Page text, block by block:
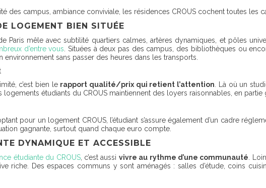
des campus, ambiance conviviale, les résidences CROUS cochent toutes les
LOGEMENT BIEN SITUÉE
Paris mêle avec subtilité quartiers calmes, artères dynamiques, et pôles
d’entre vous . Situées à deux pas des campus, des bibliothèques ou
environnement sans passer des heures dans les transports.
c’est bien le rapport qualité/prix qui retient l’attention . Là où un
logements étudiants du CROUS maintiennent des loyers raisonnables, en
pour un logement CROUS, l’étudiant s’assure également d’un cadre
gagnante, surtout quand chaque euro compte.
DYNAMIQUE ET ACCESSIBLE
étudiante du CROUS, c’est aussi vivre au rythme d’une communauté .
riche. Des espaces communs y sont aménagés : salles d’étude, coins